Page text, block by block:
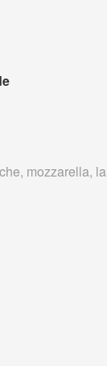
mozzarella,